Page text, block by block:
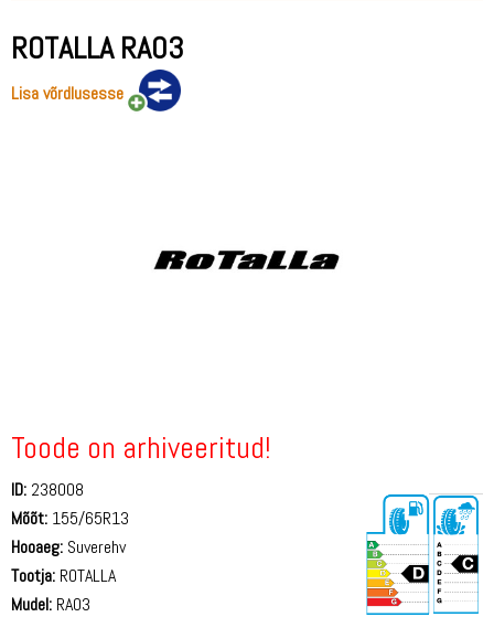
ROTALLA RA03
Lisa võrdlusesse
Toode on arhiveeritud!
ID: 238008
Mõõt: 155/65R13
Hooaeg: Suverehv
Tootja: ROTALLA
Mudel: RA03